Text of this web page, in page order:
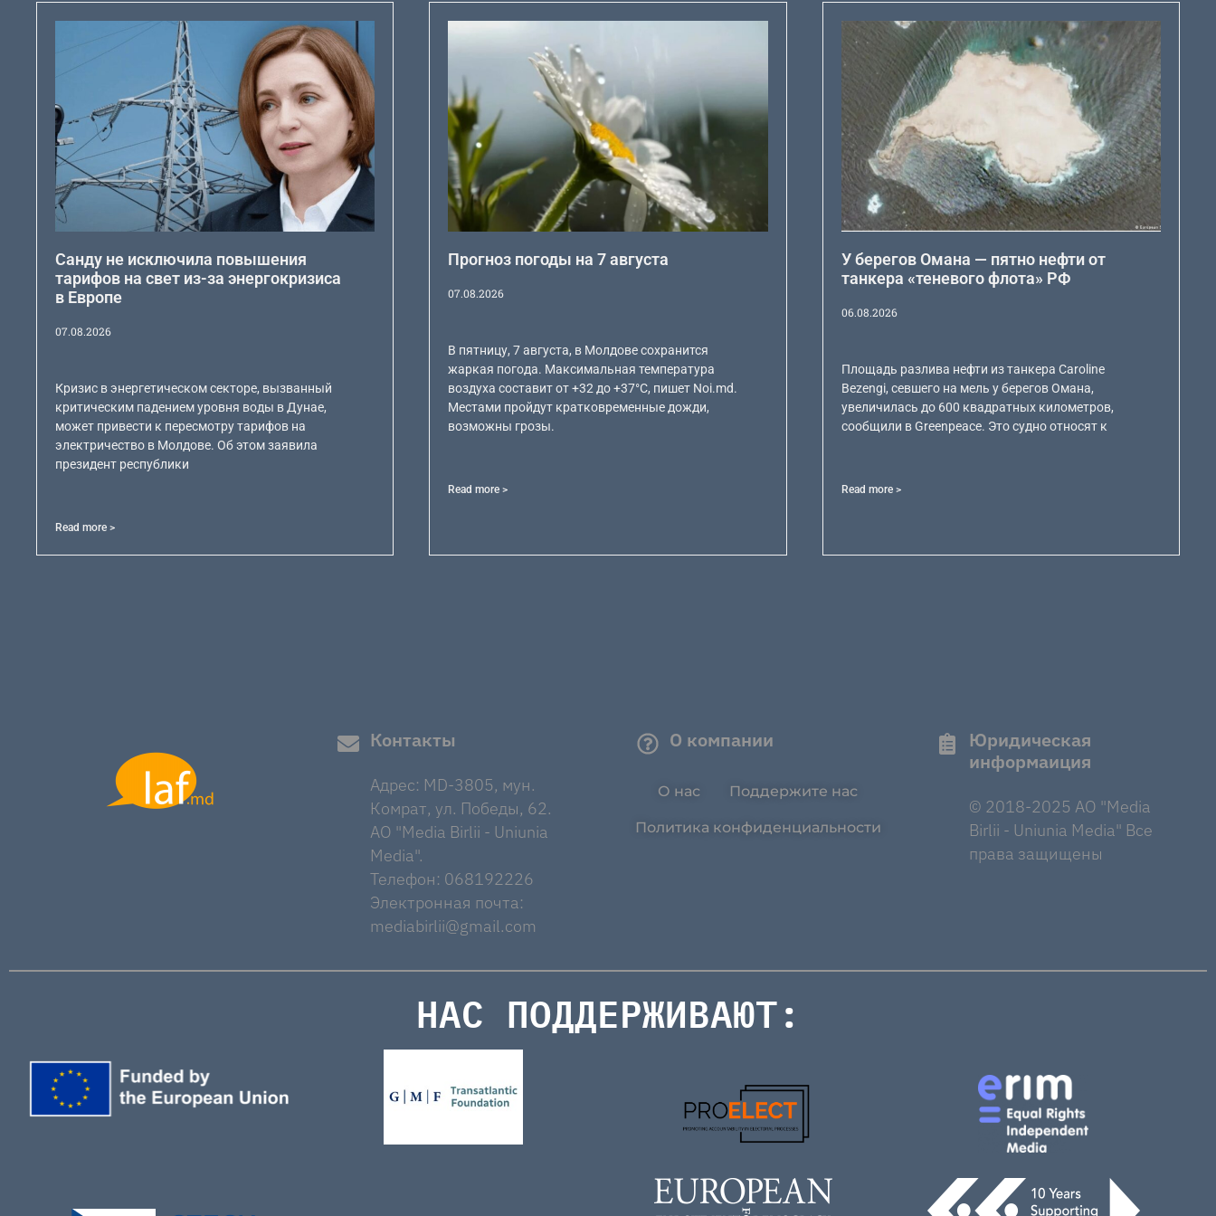
Санду не исключила повышения
тарифов на свет из-за энергокризиса
в Европе
07.08.2026
Кризис в энергетическом секторе, вызванный
критическим падением уровня воды в Дунае,
может привести к пересмотру тарифов на
электричество в Молдове. Об этом заявила
президент республики
Read more >
Прогноз погоды на 7 августа
07.08.2026
В пятницу, 7 августа, в Молдове сохранится
жаркая погода. Максимальная температура
воздуха составит от +32 до +37°C, пишет Noi.md.
Местами пройдут кратковременные дожди,
возможны грозы.
Read more >
У берегов Омана — пятно нефти от
танкера «теневого флота» РФ
06.08.2026
Площадь разлива нефти из танкера Caroline
Bezengi, севшего на мель у берегов Омана,
увеличилась до 600 квадратных километров,
сообщили в Greenpeace. Это судно относят к
Read more >
Контакты
Адрес: MD-3805, мун.
Комрат, ул. Победы, 62.
AO "Media Birlii - Uniunia
Media".
Телефон: 068192226
Электронная почта:
mediabirlii@gmail.com
О компании
О нас Поддержите нас
Политика конфиденциальности
Юридическая
информаиция
© 2018-2025 AO "Media
Birlii - Uniunia Media" Все
права защищены
НАС ПОДДЕРЖИВАЮТ: